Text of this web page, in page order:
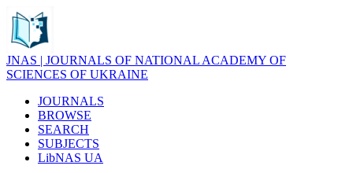
JNAS | JOURNALS OF NATIONAL ACADEMY OF
SCIENCES OF UKRAINE
JOURNALS
BROWSE
SEARCH
SUBJECTS
LibNAS UA